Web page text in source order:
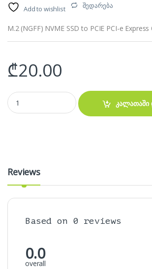
Add to wishlist შედარება
M.2 (NGFF) NVME SSD to PCIE PCI-e
₾20.00
M.2 (NGFF) NVME SSD to PCIE PCI-e
კალათაში
Reviews
Based on 0 reviews
0.0
overall